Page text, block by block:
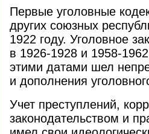
Пер­вые уголовные
других союзных
1922 году. Уголовное
в 1926-1928 и 1958-
этими датами шел
и до­полнения
Учет преступлений,
законодательст­вом и